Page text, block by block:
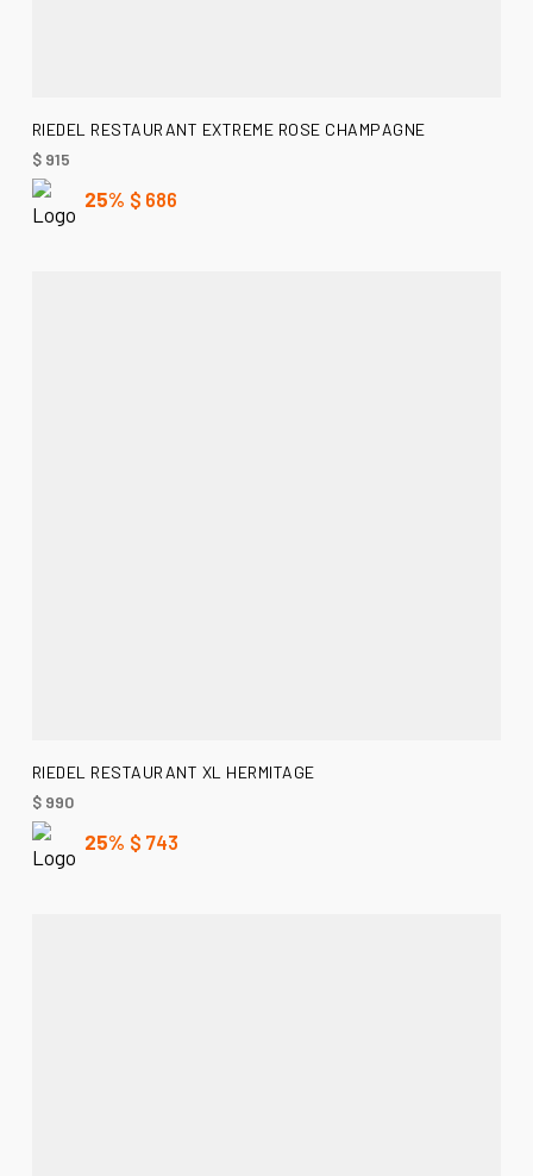
AÑADIR AL CARRITO
RIEDEL RESTAURANT EXTREME ROSE CHAMPAGNE
$915
25% $ 686
AÑADIR AL CARRITO
RIEDEL RESTAURANT XL HERMITAGE
$990
25% $ 743